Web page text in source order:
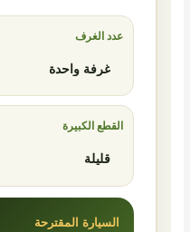
عدد الغرف
القطع الكبيرة
السيارة المقترحة